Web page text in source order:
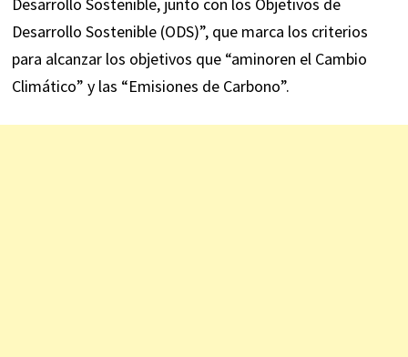
Desarrollo Sostenible, junto con los Objetivos de
Desarrollo Sostenible (ODS)”, que marca los criterios
para alcanzar los objetivos que “aminoren el Cambio
Climático” y las “Emisiones de Carbono”.